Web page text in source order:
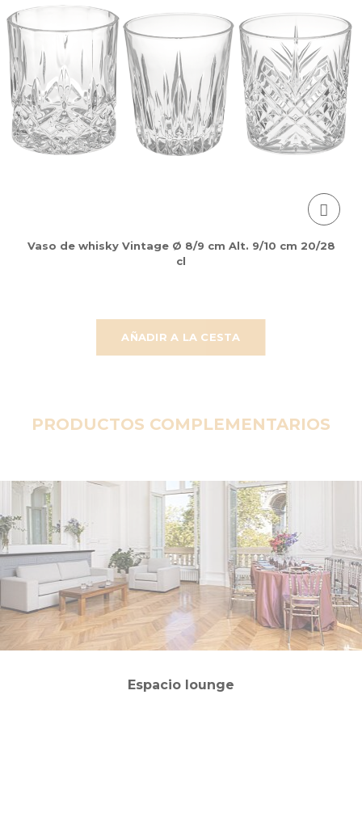
AÑADIR A LA CESTA
Vaso de whisky Vintage Ø 8/9 cm Alt. 9/10 cm 20/28
cl
PRODUCTOS COMPLEMENTARIOS
Espacio lounge